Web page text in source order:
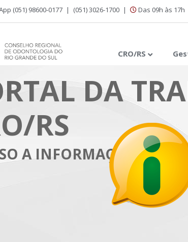
(051) 98600-0177 | (051) 3026-1700 | Das 09h às 17h
CRO/RS
DA
RS
A INFORMAÇÃO